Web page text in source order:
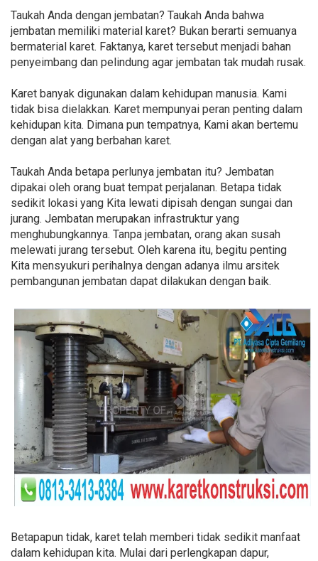
Taukah Anda dengan jembatan? Taukah Anda bahwa
jembatan memiliki material karet? Bukan berarti semuanya
bermaterial karet. Faktanya, karet tersebut menjadi bahan
penyeimbang dan pelindung agar jembatan tak mudah rusak.
Karet banyak digunakan dalam kehidupan manusia. Kami
tidak bisa dielakkan. Karet mempunyai peran penting dalam
kehidupan kita. Dimana pun tempatnya, Kami akan bertemu
dengan alat yang berbahan karet.
Taukah Anda betapa perlunya jembatan itu? Jembatan
dipakai oleh orang buat tempat perjalanan. Betapa tidak
sedikit lokasi yang Kita lewati dipisah dengan sungai dan
jurang. Jembatan merupakan infrastruktur yang
menghubungkannya. Tanpa jembatan, orang akan susah
melewati jurang tersebut. Oleh karena itu, begitu penting
Kita mensyukuri perihalnya dengan adanya ilmu arsitek
pembangunan jembatan dapat dilakukan dengan baik.
Betapapun tidak, karet telah memberi tidak sedikit manfaat
dalam kehidupan kita. Mulai dari perlengkapan dapur,